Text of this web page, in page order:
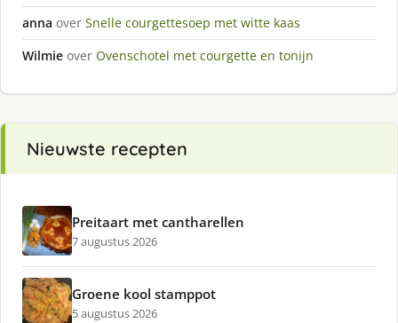
anna over Snelle courgettesoep met witte kaas
Wilmie over Ovenschotel met courgette en tonijn
Nieuwste recepten
Preitaart met cantharellen
7 augustus 2026
Groene kool stamppot
5 augustus 2026